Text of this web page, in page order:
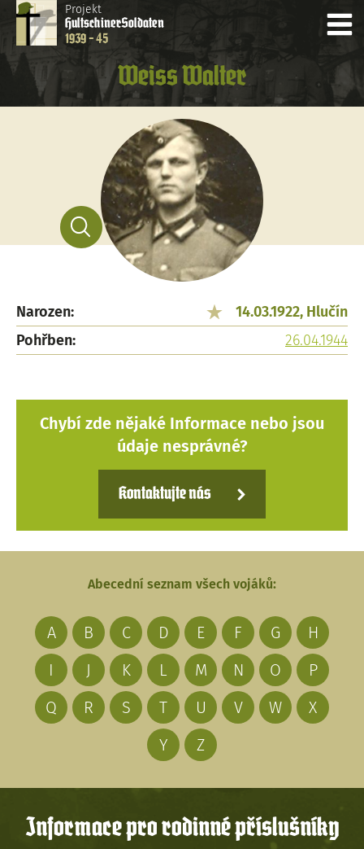
Projekt
HultschinerSoldaten
1939 - 45
Weiss Walter
Narozen:
14.03.1922, Hlučín
Pohřben:
26.04.1944
Chybí zde nějaké Informace nebo jsou
údaje nesprávné?
Kontaktujte nás
Abecední seznam všech vojáků:
A B C D E F G
H
I
J K L M N O
P
Q
R S T U V W
X
Y
Z
Informace pro rodinné příslušníky